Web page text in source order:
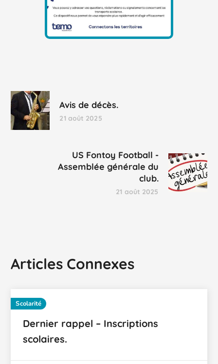
Avis de décès.
21 août 2025
US Fontoy Football -
Assemblée générale du
club.
21 août 2025
Articles Connexes
Scolarité
Dernier rappel – Inscriptions
scolaires.